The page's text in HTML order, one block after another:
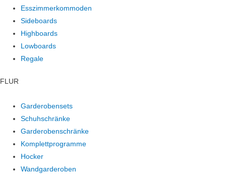
Esszimmerkommoden
Sideboards
Highboards
Lowboards
Regale
FLUR
Garderobensets
Schuhschränke
Garderobenschränke
Komplettprogramme
Hocker
Wandgarderoben